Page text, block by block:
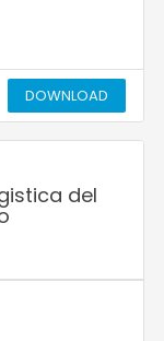
DOWNLOAD
del